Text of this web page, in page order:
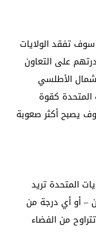
تفقد الولايات
على التعاون
شمال الأطلسي
المتحدة كقوة
يصبح أكثر صعوبة
المتحدة تريد
– أو أي درجة من
من الفضاء